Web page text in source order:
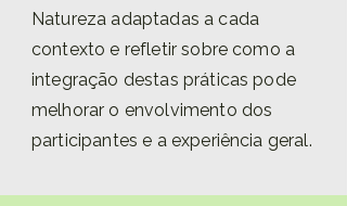
Natureza adaptadas a cada
contexto e refletir sobre como a
integração destas práticas pode
melhorar o envolvimento dos
participantes e a experiência geral.